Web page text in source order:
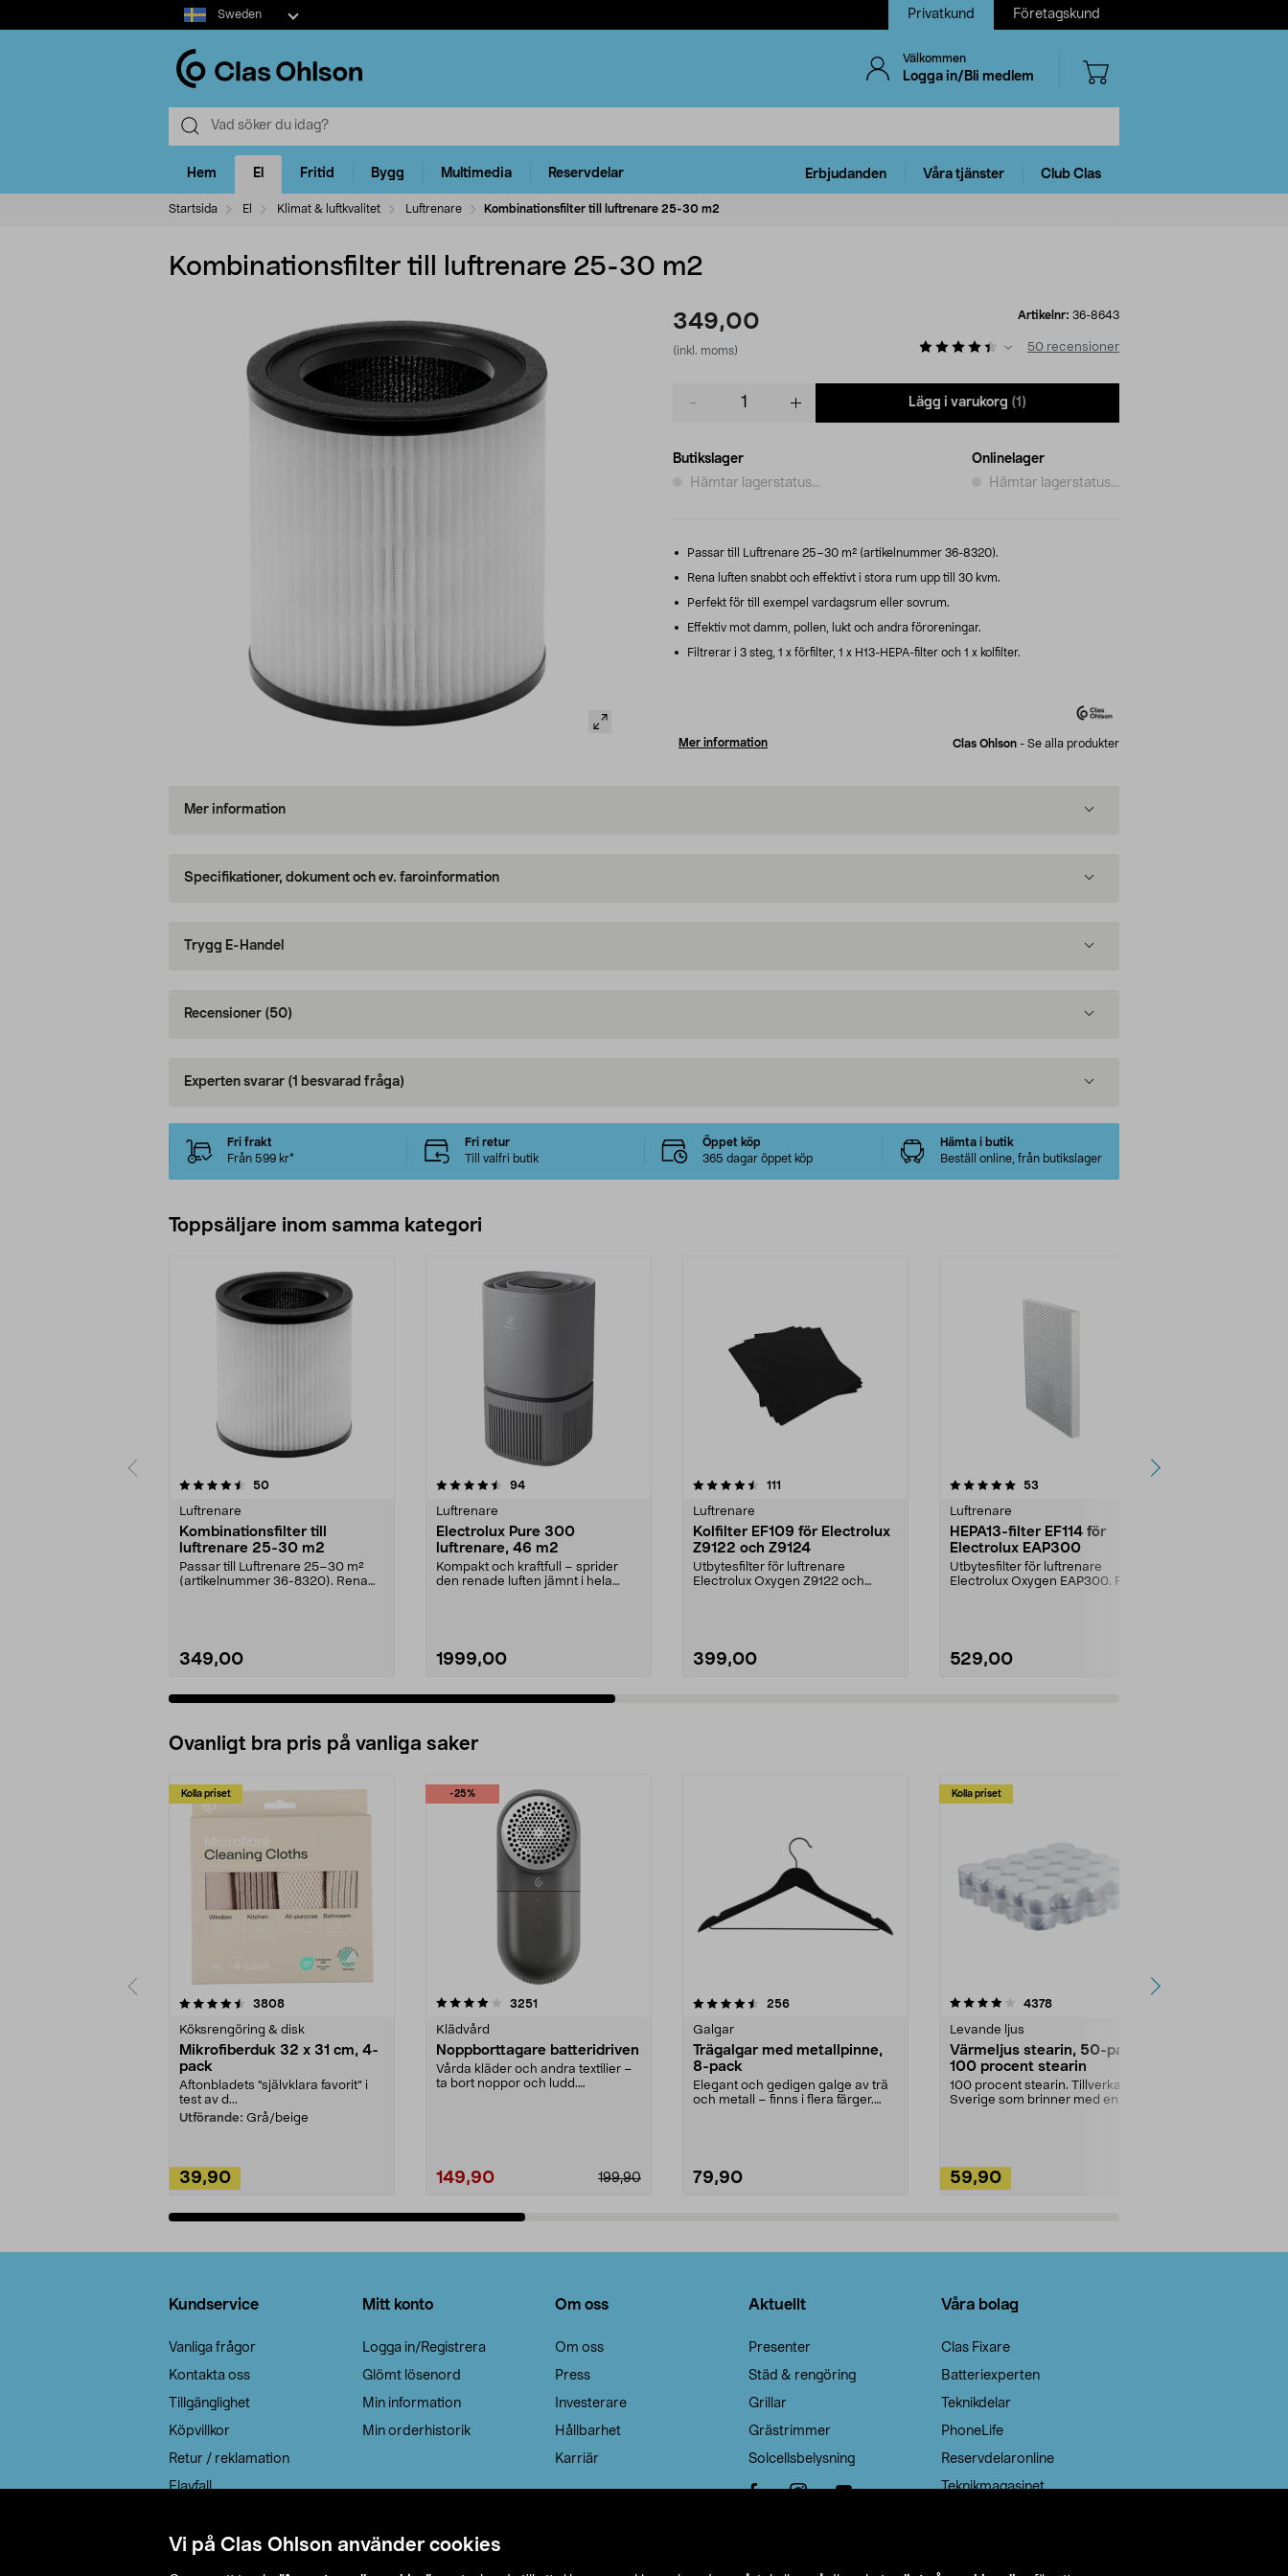
Vi på Clas Ohlson använder cookies
Select
market
Sweden Privatkund Företagskund
Välkommen
Logga in/Bli medlem
Hem El Fritid Bygg Multimedia Reservdelar Erbjudanden Våra tjänster Club Clas
Startsida El Klimat & luftkvalitet Luftrenare Kombinationsfilter till luftrenare 25-30 m2
Kombinationsfilter till luftrenare 25-30 m2
349,00
(inkl. moms)
Artikelnr: 36-8643
50 recensioner
Lägg i varukorg (1)
Butikslager
Hämtar lagerstatus...
Onlinelager
Hämtar lagerstatus...
Passar till Luftrenare 25–30 m² (artikelnummer 36-8320).
Rena luften snabbt och effektivt i stora rum upp till 30 kvm.
Perfekt för till exempel vardagsrum eller sovrum.
Effektiv mot damm, pollen, lukt och andra föroreningar.
Filtrerar i 3 steg, 1 x förfilter, 1 x H13-HEPA-filter och 1 x kolfilter.
Mer information Clas Ohlson - Se alla produkter
Mer information
Specifikationer, dokument och ev. faroinformation
Trygg E-Handel
Recensioner (50)
Experten svarar (1 besvarad fråga)
Fri frakt
Från 599 kr*
Fri retur
Till valfri butik
Öppet köp
365 dagar öppet köp
Hämta i butik
Beställ online, från butikslager
Toppsäljare inom samma kategori
50recensioner
Luftrenare
Kombinationsfilter till
luftrenare 25-30 m2
Passar till Luftrenare 25–30 m²
(artikelnummer 36-8320). Rena
349,00
4.5 av 5 stjärnor 94recensioner
Luftrenare
Electrolux Pure 300
luftrenare, 46 m2
Kompakt och kraftfull – sprider
den renade luften jämnt i hela
1999,00
4.5 av 5 stjärnor 111
Luftrenare
Kolfilter EF109 för Electrolux
Z9122 och Z9124
Utbytesfilter för luftrenare
Electrolux Oxygen Z9122 och
399,00
5.0 av 5 stjärnor 53
Luftrenare
HEPA13-filter EF114 för
Electrolux EAP300
Utbytesfilter för luftrenare
Electrolux Oxygen EAP300. Renar
529,00
4.5 av 5 stjärnor
Ovanligt bra pris på vanliga saker
Kolla priset
3808recensioner
Köksrengöring & disk
Mikrofiberduk 32 x 31 cm, 4-
pack
Aftonbladets "självklara favorit” i
test av d...
Utförande: Grå/beige
39,90
-25%
4.0av 5 stjärnor 3251
Klädvård
Noppborttagare batteridriven
Vårda kläder och andra textilier –
ta bort noppor och ludd.
199,90
149,90
4.5av 5 stjärnor 256recensioner
Galgar
Trägalgar med metallpinne,
8-pack
Elegant och gedigen galge av trä
och metall – finns i flera färger.
79,90
Kolla priset
4.0av 5 stjärnor 4378recensioner
Levande ljus
Värmeljus stearin, 50-pack,
100 procent stearin
100 procent stearin. Tillverkade i
Sverige som brinner med en
59,90
4.5av 5 stjärnor
Kundservice
Vanliga frågor
Kontakta oss
Tillgänglighet
Köpvillkor
Retur / reklamation
Elavfall
Leveransalternativ
Mitt konto
Logga in/Registrera
Glömt lösenord
Min information
Min orderhistorik
Om oss
Om oss
Press
Investerare
Hållbarhet
Karriär
Aktuellt
Presenter
Städ & rengöring
Grillar
Grästrimmer
Solcellsbelysning
Våra bolag
Clas Fixare
Batteriexperten
Teknikdelar
PhoneLife
Reservdelaronline
Teknikmagasinet